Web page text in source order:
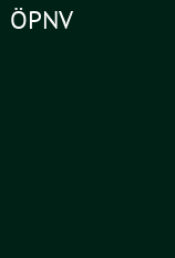
ÖPNV